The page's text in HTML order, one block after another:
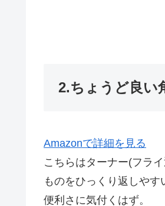
2.ちょうど良い
Amazonで詳細を見る
こちらはターナー(フラ
ものをひっくり返しや
便利さに気付くはず。